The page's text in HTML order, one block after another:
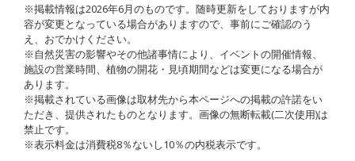
※掲載情報は2026年6月のものです。随時更新をしておりますが内
容が変更となっている場合がありますので、事前にご確認のう
え、おでかけください。
※自然災害の影響やその他諸事情により、イベントの開催情報、
施設の営業時間、植物の開花・見頃期間などは変更になる場合が
あります。
※掲載されている画像は取材先から本ページへの掲載の許諾をい
ただき、提供されたものとなります。画像の無断転載(二次使用)は
禁止です。
※表示料金は消費税8％ないし10％の内税表示です。